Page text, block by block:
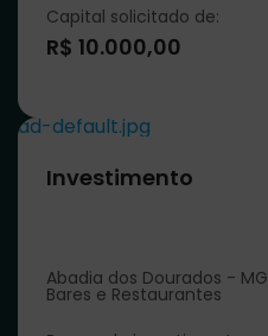
Capital solicitado de:
R$ 10.000,00
ad-default.jpg
Investimento
Abadia dos Dourados - MG
Bares e Restaurantes